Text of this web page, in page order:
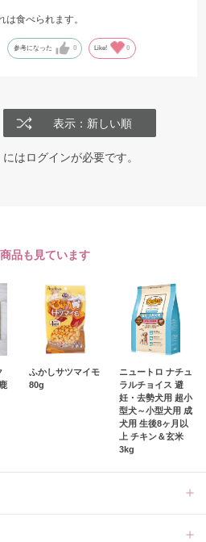
は食べられます。
参考になった 0 Like! 0
表示：新しい順
はログインが必要です。
品も見ています
ふかしサツマイモ
80g
ニュートロ ナチュ
ラルチョイス 避
妊・去勢犬用 超小
型犬～小型犬用 成
犬用 生後8ヶ月以
上 チキン＆玄米
3kg